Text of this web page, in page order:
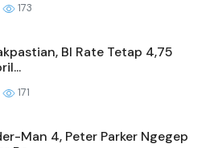
173
BI Rate Tetap 4,75
171
Man 4, Peter Parker Ngegep